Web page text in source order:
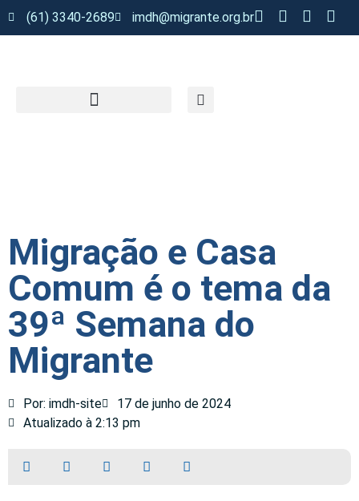
(61) 3340-2689 imdh@migrante.org.br
Migração e Casa
Comum é o tema da
39ª Semana do
Migrante
Por: imdh-site
17 de junho de 2024
Atualizado à 2:13 pm